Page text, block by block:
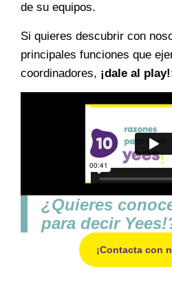
de su equipos.
Si quieres descubrir con
principales funciones que
coordinadores, ¡dale al play!
¿Quieres
para decir
¡Contacta con